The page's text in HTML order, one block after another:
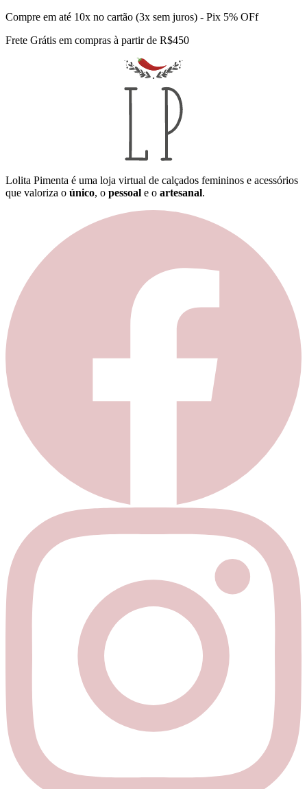
Compre em até 10x no cartão (3x sem juros) - Pix 5% OFf
Frete Grátis em compras à partir de R$450
Lolita Pimenta é uma loja virtual de calçados femininos e acessórios
que valoriza o único, o pessoal e o artesanal.